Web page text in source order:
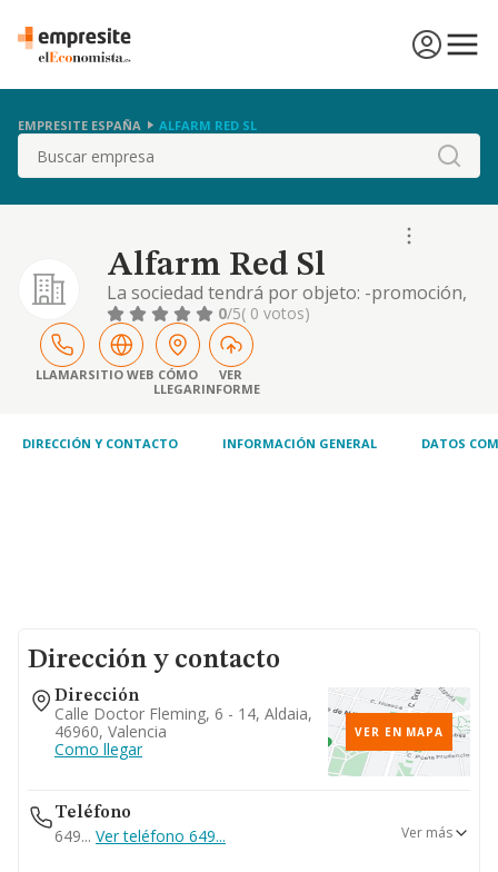
EMPRESITE ESPAÑA ALFARM RED SL
Buscar
Alfarm Red Sl
La sociedad tendrá por objeto: -promoción,
venta y distribución de productos dietéticos,
de cuidado corporal, cosméticos y de
parafarmacia, quedando excluidos
expresamente los que la legislación regule
para su venta exclusiva en establecimiento
distribuc.
0/5( 0 votos)
LLAMARSITIO WEB CÓMO
LLEGAR
VER
INFORME
DIRECCIÓN Y CONTACTO INFORMACIÓN GENERAL DATOS
Dirección y contacto
Dirección
Calle Doctor Fleming, 6 - 14, Aldaia,
46960, Valencia
Como llegar
VER EN MAPA
Teléfono
649... Ver teléfono 649... Ver más